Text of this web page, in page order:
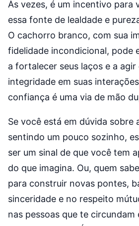
Às vezes, é um incentivo para
essa fonte de lealdade e
O cachorro branco, com sua
fidelidade incondicional, pode
a fortalecer seus laços e a agir
integridade em suas
confiança é uma via de mão
Se você está em dúvida sobre
sentindo um pouco sozinho,
ser um sinal de que você tem
do que imagina. Ou, quem
para construir novas pontes,
sinceridade e no respeito
nas pessoas que te circundam